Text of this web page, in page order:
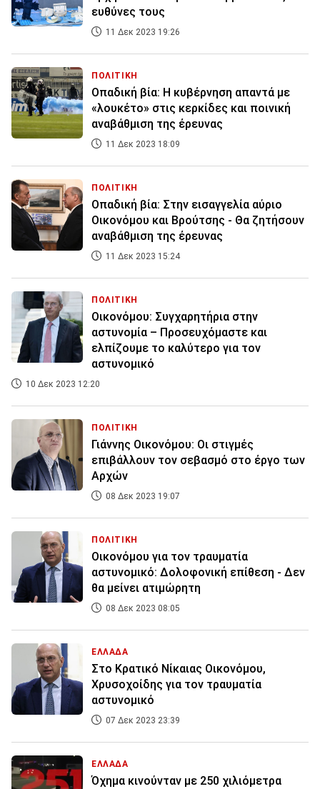
ευθύνες τους
11 Δεκ 2023 19:26
ΠΟΛΙΤΙΚΗ
Οπαδική βία: Η κυβέρνηση απαντά με
«λουκέτο» στις κερκίδες και ποινική
αναβάθμιση της έρευνας
11 Δεκ 2023 18:09
ΠΟΛΙΤΙΚΗ
Οπαδική βία: Στην εισαγγελία αύριο
Οικονόμου και Βρούτσης - Θα ζητήσουν
αναβάθμιση της έρευνας
11 Δεκ 2023 15:24
ΠΟΛΙΤΙΚΗ
Οικονόμου: Συγχαρητήρια στην
αστυνομία – Προσευχόμαστε και
ελπίζουμε το καλύτερο για τον
αστυνομικό
10 Δεκ 2023 12:20
ΠΟΛΙΤΙΚΗ
Γιάννης Οικονόμου: Οι στιγμές
επιβάλλουν τον σεβασμό στο έργο των
Αρχών
08 Δεκ 2023 19:07
ΠΟΛΙΤΙΚΗ
Οικονόμου για τον τραυματία
αστυνομικό: Δολοφονική επίθεση - Δεν
θα μείνει ατιμώρητη
08 Δεκ 2023 08:05
ΕΛΛΑΔΑ
Στο Κρατικό Νίκαιας Οικονόμου,
Χρυσοχοίδης για τον τραυματία
αστυνομικό
07 Δεκ 2023 23:39
ΕΛΛΑΔΑ
Όχημα κινούνταν με 250 χιλιόμετρα